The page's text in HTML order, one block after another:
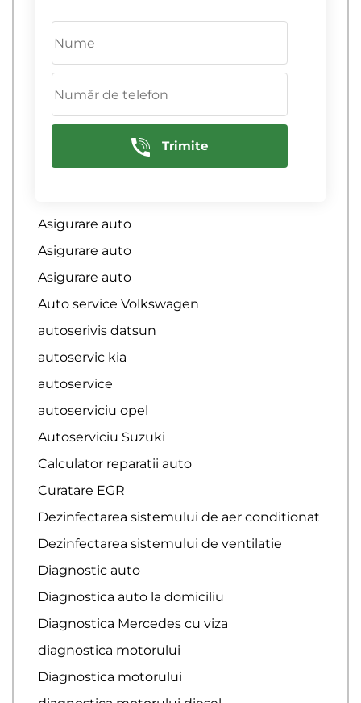
inlocuirea ondulației
Inlocuirea senzorului de temperatura al
filtrelor de particule
Inlocuirea sondei lambda
Asigurare auto
Asigurare auto
Asigurare auto
Auto service Volkswagen
autoserivis datsun
autoservic kia
autoservice
autoserviciu opel
Autoserviciu Suzuki
Calculator reparatii auto
Curatare EGR
Dezinfectarea sistemului de aer conditionat
Dezinfectarea sistemului de ventilatie
Diagnostic auto
Diagnostica auto la domiciliu
Diagnostica Mercedes cu viza
diagnostica motorului
Diagnostica motorului
Trimite